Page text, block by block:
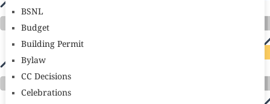
BSNL
Budget
Building Permit
Bylaw
CC Decisions
Celebrations